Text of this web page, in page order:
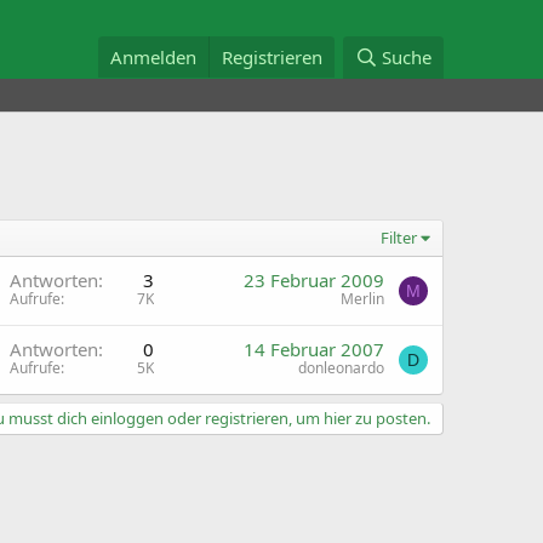
Anmelden Registrieren Suche
Filter
Antworten 3
Aufrufe 7K
23 Februar 2009
Merlin M
Antworten 0
Aufrufe 5K
14 Februar 2007
donleonardo D
musst dich einloggen oder registrieren, um hier zu posten.